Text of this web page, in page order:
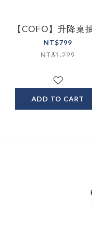
【COFO】升降桌
NT$799
NT$1,299
ADD TO CART